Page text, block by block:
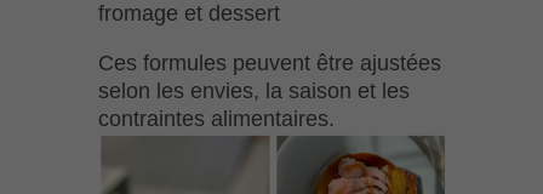
fromage et dessert
Ces formules peuvent être ajustées
selon les envies, la saison et les
contraintes alimentaires.